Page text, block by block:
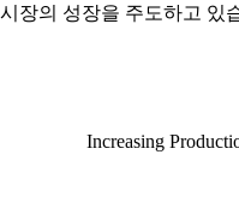
장의 성장을 주도하고 있
Increasing